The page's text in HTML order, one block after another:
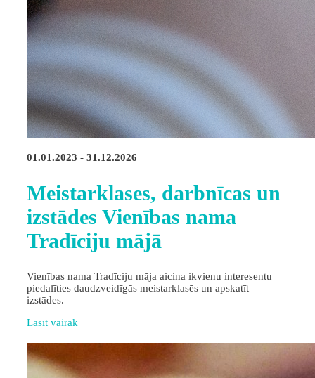
01.01.2023 - 31.12.2026
Meistarklases, darbnīcas un
izstādes Vienības nama
Tradīciju mājā
Vienības nama Tradīciju māja aicina ikvienu interesentu
piedalīties daudzveidīgās meistarklasēs un apskatīt
izstādes.
Lasīt vairāk